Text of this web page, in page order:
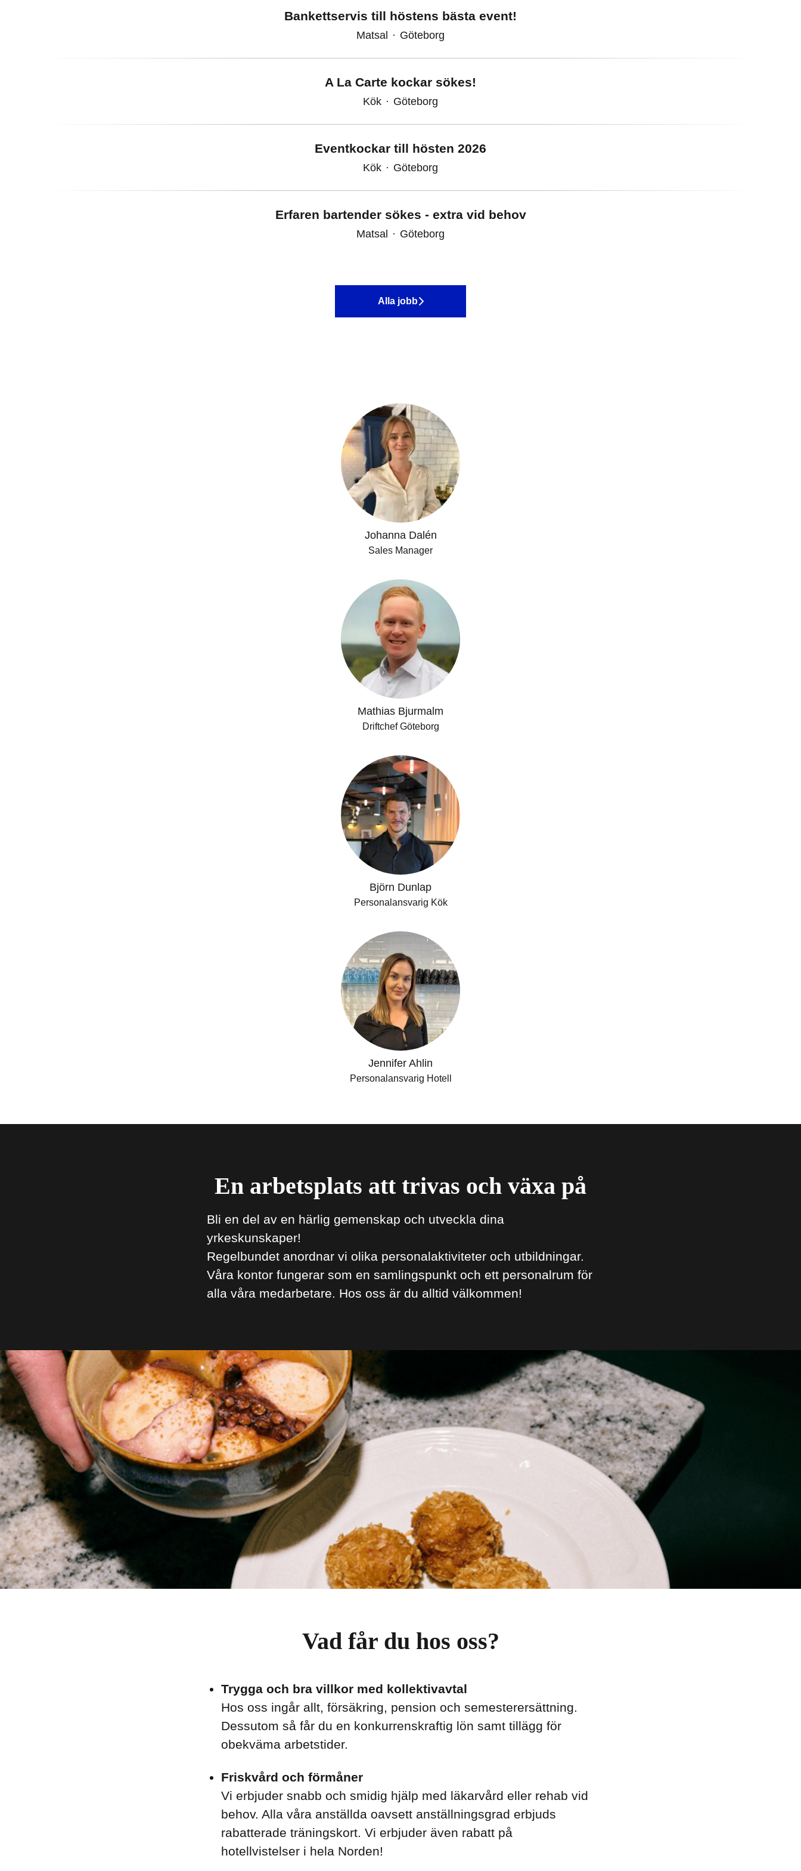
Bankettservis till höstens bästa event!
Matsal · Göteborg
A La Carte kockar sökes!
Kök · Göteborg
Eventkockar till hösten 2026
Kök · Göteborg
Erfaren bartender sökes - extra vid behov
Matsal · Göteborg
Alla jobb
Johanna Dalén
Sales Manager
Mathias Bjurmalm
Driftchef Göteborg
Björn Dunlap
Personalansvarig Kök
Jennifer Ahlin
Personalansvarig Hotell
En arbetsplats att trivas och växa på
Bli en del av en härlig gemenskap och utveckla dina
yrkeskunskaper!
Regelbundet anordnar vi olika personalaktiviteter och utbildningar.
Våra kontor fungerar som en samlingspunkt och ett personalrum för
alla våra medarbetare. Hos oss är du alltid välkommen!
Vad får du hos oss?
Trygga och bra villkor med kollektivavtal
Hos oss ingår allt, försäkring, pension och semesterersättning.
Dessutom så får du en konkurrenskraftig lön samt tillägg för
obekväma arbetstider.
Friskvård och förmåner
Vi erbjuder snabb och smidig hjälp med läkarvård eller rehab vid
behov. Alla våra anställda oavsett anställningsgrad erbjuds
rabatterade träningskort. Vi erbjuder även rabatt på
hotellvistelser i hela Norden!